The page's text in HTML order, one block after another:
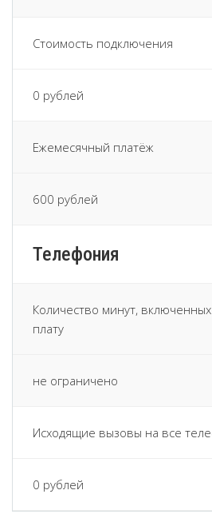
Стоимость подключения
0 рублей
Ежемесячный платёж
600 рублей
Телефония
Количество минут,
плату
не ограничено
Исходящие вызовы на все
0 рублей